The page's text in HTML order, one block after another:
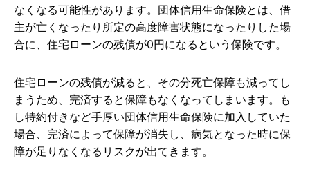
なくなる可能性があります。団体信用生命保険とは、借
主が亡くなったり所定の高度障害状態になったりした場
合に、住宅ローンの残債が0円になるという保険です。
住宅ローンの残債が減ると、その分死亡保障も減ってし
まうため、完済すると保障もなくなってしまいます。も
し特約付きなど手厚い団体信用生命保険に加入していた
場合、完済によって保障が消失し、病気となった時に保
障が足りなくなるリスクが出てきます。